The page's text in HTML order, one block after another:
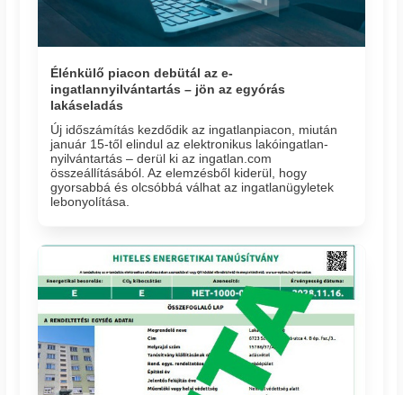
Élénkülő piacon debütál az e-
ingatlannyilvántartás – jön az egyórás
lakáseladás
Új időszámítás kezdődik az ingatlanpiacon, miután
január 15-től elindul az elektronikus lakóingatlan-
nyilvántartás – derül ki az ingatlan.com
összeállításából. Az elemzésből kiderül, hogy
gyorsabbá és olcsóbbá válhat az ingatlanügyletek
lebonyolítása.